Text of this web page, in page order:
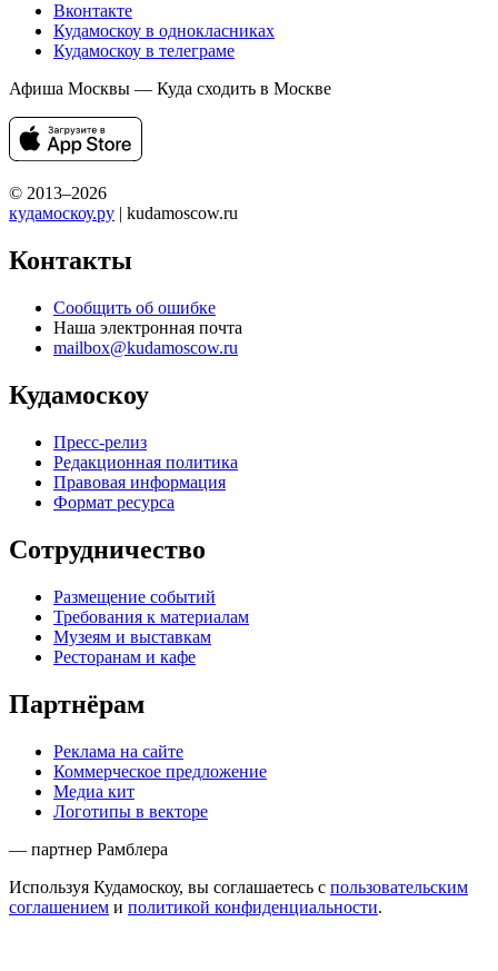
Вконтакте
Кудамоскоу в однокласниках
Кудамоскоу в телеграме
Афиша Москвы — Куда сходить в Москве
© 2013–2026
кудамоскоу.ру | kudamoscow.ru
Контакты
Сообщить об ошибке
Наша электронная почта
mailbox@kudamoscow.ru
Кудамоскоу
Пресс-релиз
Редакционная политика
Правовая информация
Формат ресурса
Сотрудничество
Размещение событий
Требования к материалам
Музеям и выставкам
Ресторанам и кафе
Партнёрам
Реклама на сайте
Коммерческое предложение
Медиа кит
Логотипы в векторе
— партнер Рамблера
Используя Кудамоскоу, вы соглашаетесь с пользовательским
соглашением и политикой конфиденциальности.